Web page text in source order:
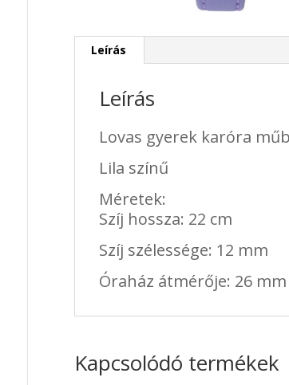
Leírás
Leírás
Lovas gyerek karóra
Lila színű
Méretek:
Szíj hossza: 22 cm
Szíj szélessége: 12 mm
Óraház átmérője: 26 mm
Kapcsolódó termékek